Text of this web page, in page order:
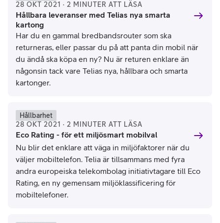
28 OKT 2021 · 2 MINUTER ATT LÄSA
Hållbara leveranser med Telias nya smarta
kartong
Har du en gammal bredbandsrouter som ska
returneras, eller passar du på att panta din mobil när
du ändå ska köpa en ny? Nu är returen enklare än
någonsin tack vare Telias nya, hållbara och smarta
kartonger.
Hållbarhet
28 OKT 2021 · 2 MINUTER ATT LÄSA
Eco Rating - för ett miljösmart mobilval
Nu blir det enklare att väga in miljöfaktorer när du
väljer mobiltelefon. Telia är tillsammans med fyra
andra europeiska telekombolag initiativtagare till Eco
Rating, en ny gemensam miljöklassificering för
mobiltelefoner.